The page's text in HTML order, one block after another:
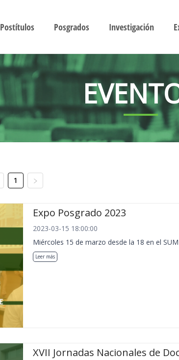
Postítulos Posgrados Investigación
1
Expo Posgrado 2023
2023-03-15 18:00:00
Miércoles 15 de marzo desde la 18 en el
Leer más
XVII Jornadas Nacionales de